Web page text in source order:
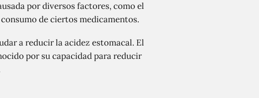
por diversos factores, como el
de ciertos medicamentos.
a reducir la acidez estomacal. El
por su capacidad para reducir